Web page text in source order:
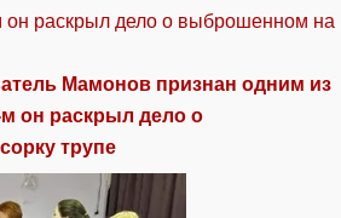
Мамонов признан одним из
он раскрыл дело о
трупе